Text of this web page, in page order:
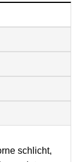
schlicht,